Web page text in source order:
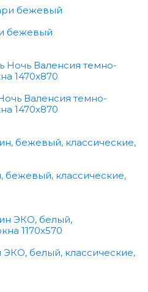
бежевый
Валенсия темно-
1470x870
классические,
белый, классические,